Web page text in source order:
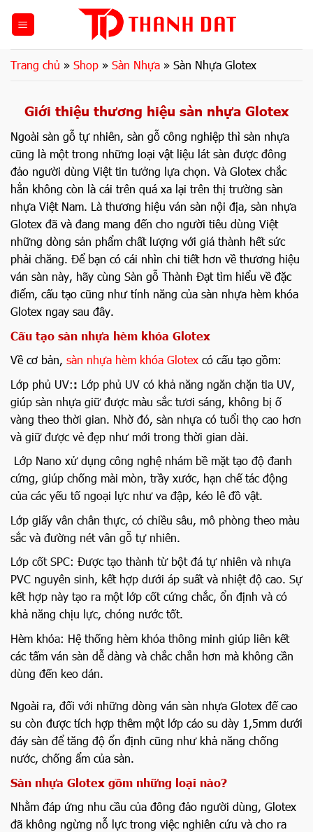
dungTrang chủ » Shop » Sàn Nhựa » Sàn Nhựa Glotex
Giới thiệu thương hiệu sàn nhựa Glotex
Ngoài sàn gỗ tự nhiên, sàn gỗ công nghiệp thì sàn nhựa
cũng là một trong những loại vật liệu lát sàn được đông
đảo người dùng Việt tin tưởng lựa chọn. Và Glotex chắc
hẳn không còn là cái trên quá xa lại trên thị trường sàn
nhựa Việt Nam. Là thương hiệu ván sàn nội địa, sàn nhựa
Glotex đã và đang mang đến cho người tiêu dùng Việt
những dòng sản phẩm chất lượng với giá thành hết sức
phải chăng. Để bạn có cái nhìn chi tiết hơn về thương hiệu
ván sàn này, hãy cùng Sàn gỗ Thành Đạt tìm hiểu về đặc
điểm, cấu tạo cũng như tính năng của sàn nhựa hèm khóa
Glotex ngay sau đây.
Cấu tạo sàn nhựa hèm khóa Glotex
Về cơ bản, sàn nhựa hèm khóa Glotex có cấu tạo gồm:
Lớp phủ UV:: Lớp phủ UV có khả năng ngăn chặn tia UV,
giúp sàn nhựa giữ được màu sắc tươi sáng, không bị ố
vàng theo thời gian. Nhờ đó, sàn nhựa có tuổi thọ cao hơn
và giữ được vẻ đẹp như mới trong thời gian dài.
Lớp Nano xử dụng công nghệ nhám bề mặt tạo độ đanh
cứng, giúp chống mài mòn, trầy xước, hạn chế tác động
của các yếu tố ngoại lực như va đập, kéo lê đồ vật.
Lớp giấy vân chân thực, có chiều sâu, mô phòng theo màu
sắc và đường nét vân gỗ tự nhiên.
Lớp cốt SPC: Được tạo thành từ bột đá tự nhiên và nhựa
PVC nguyên sinh, kết hợp dưới áp suất và nhiệt độ cao. Sự
kết hợp này tạo ra một lớp cốt cứng chắc, ổn định và có
khả năng chịu lực, chóng nước tốt.
Hèm khóa: Hệ thống hèm khóa thông minh giúp liên kết
các tấm ván sàn dễ dàng và chắc chắn hơn mà không cần
dùng đến keo dán.
Ngoài ra, đối với những dòng ván sàn nhựa Glotex đế cao
su còn được tích hợp thêm một lớp cáo su dày 1,5mm dưới
đáy sàn để tăng độ ổn định cũng như khả năng chống
nước, chống ẩm của sàn.
Sàn nhựa Glotex gồm những loại nào?
Nhằm đáp ứng nhu cầu của đông đảo người dùng, Glotex
đã không ngừng nỗ lực trong việc nghiên cứu và cho ra